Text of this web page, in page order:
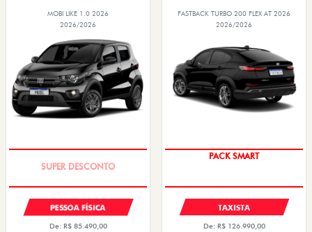
MOBI LIKE 1.0 2026
2026/2026
PESSOA FÍSICA
De: R$ 85.490,00
FASTBACK TURBO 200 FLEX AT 2026
2026/2026
PACK SMART
TAXISTA
De: R$ 126.990,00